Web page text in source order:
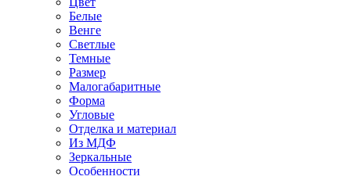
Белые
Венге
Светлые
Темные
Размер
Малогабаритные
Форма
Угловые
Отделка и материал
Из МДФ
Зеркальные
Особенности